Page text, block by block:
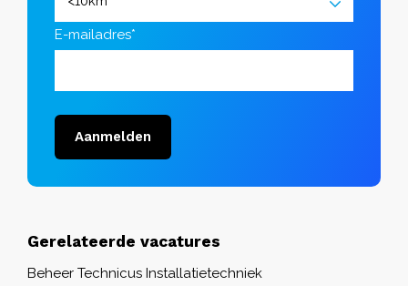
E-mailadres*
Aanmelden
Gerelateerde vacatures
Beheer Technicus Installatietechniek